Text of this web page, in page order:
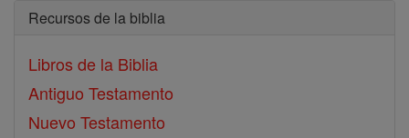
Recursos de la biblia
Libros de la Biblia
Antiguo Testamento
Nuevo Testamento